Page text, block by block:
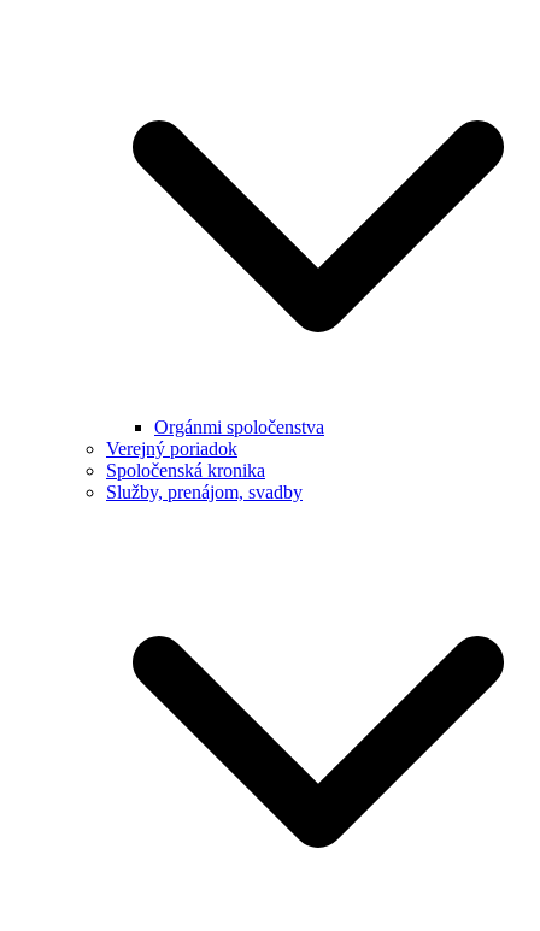
Orgánmi spoločenstva
Verejný poriadok
Spoločenská kronika
Služby, prenájom, svadby